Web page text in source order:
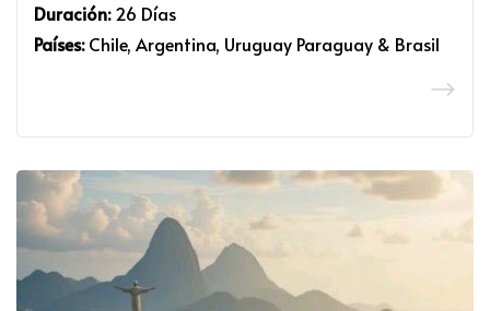
Duración:26 Días
Países:Chile, Argentina, Uruguay Paraguay & Brasil